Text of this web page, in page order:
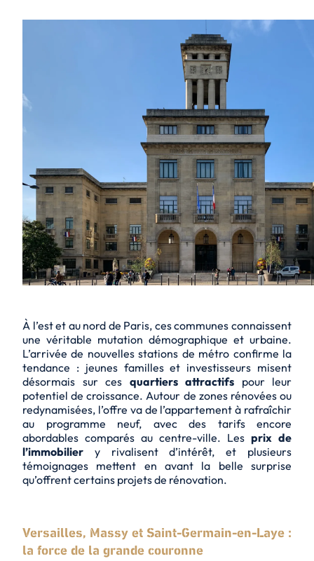
À l’est et au nord de Paris, ces communes connaissent
une véritable mutation démographique et urbaine.
L’arrivée de nouvelles stations de métro confirme la
tendance : jeunes familles et investisseurs misent
désormais sur ces quartiers attractifs pour leur
potentiel de croissance. Autour de zones rénovées ou
redynamisées, l’offre va de l’appartement à rafraîchir
au programme neuf, avec des tarifs encore
abordables comparés au centre-ville. Les prix de
l’immobilier y rivalisent d’intérêt, et plusieurs
témoignages mettent en avant la belle surprise
qu’offrent certains projets de rénovation.
Versailles, Massy et Saint-Germain-en-Laye :
la force de la grande couronne